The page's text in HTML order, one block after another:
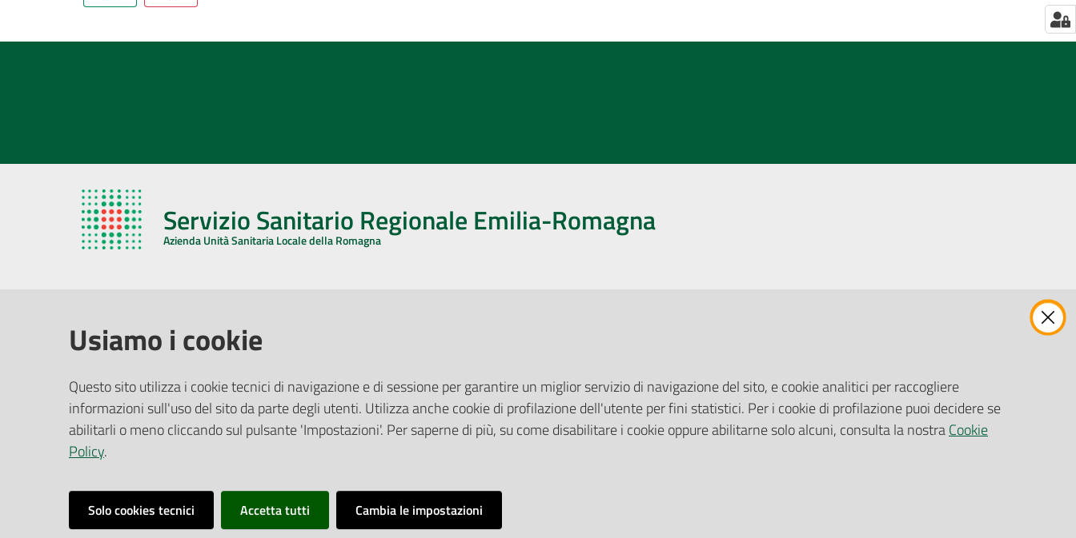
Servizio Sanitario Regionale Emilia-Romagna
Azienda Unità Sanitaria Locale della Romagna
Via De Gasperi, 8 - 48121 Ravenna (RA)
CF/P.IVA:02483810392
PEC:
azienda@pec.auslromagna.it
Ufficio Relazioni con il Pubblico
Riferimenti per la Stampa
Pubblicità legale
Albo Pretorio
Privacy Policy
Attuazione Misure PNRR
Gare e Appalti
Richiesta Patrocinio
Usiamo i cookie
Questo sito utilizza i cookie tecnici di navigazione e di sessione per garantire un miglior servizio di navigazione del sito, e cookie analitici per raccogliere
informazioni sull'uso del sito da parte degli utenti. Utilizza anche cookie di profilazione dell'utente per fini statistici. Per i cookie di profilazione puoi decidere se
abilitarli o meno cliccando sul pulsante 'Impostazioni'. Per saperne di più, su come disabilitare i cookie oppure abilitarne solo alcuni, consulta la nostraCookie
Policy.
Solo cookies tecnici Accetta tutti Cambia le impostazioni